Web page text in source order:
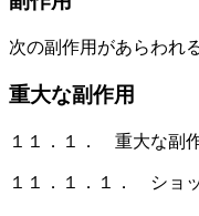
次の副作用があらわれ
重大な副作用
１１．１． 重大な副
１１．１．１． ショ